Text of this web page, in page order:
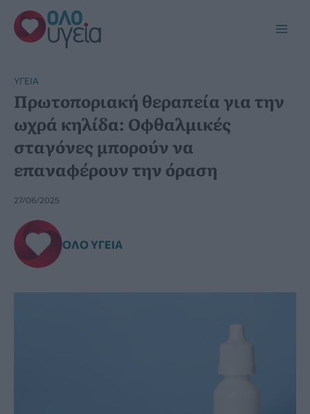
Μετάβαση
στο
περιεχόμενο
YΓΕΊΑ
Πρωτοποριακή θεραπεία για την
ωχρά κηλίδα: Οφθαλμικές
σταγόνες μπορούν να
επαναφέρουν την όραση
27/06/2025
ΌΛΟ ΥΓΕΊΑ